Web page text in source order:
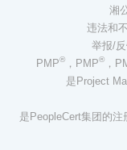
湘
违法和
举报/
PMP®，PMP®，
是Project
是PeopleCert集团的